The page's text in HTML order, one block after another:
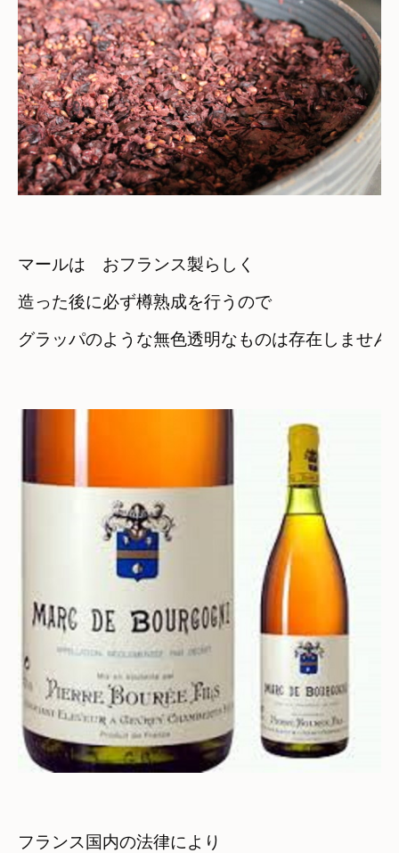
マールは　おフランス製らしく
造った後に必ず樽熟成を行うので
グラッパのような無色透明なものは存在しません
フランス国内の法律により